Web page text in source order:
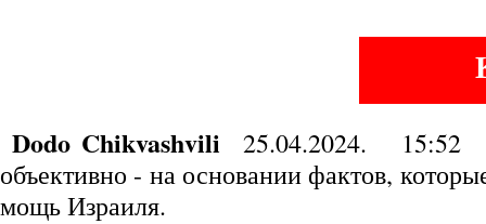
Dodo Chikvashvili 25.04.2024. 15:52
объективно - на основании фактов,
мощь Израиля.